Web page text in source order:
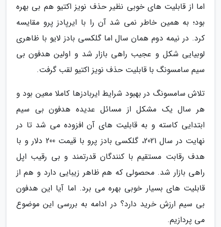
اما از قابلیت های خوبی نظیر حذف نویز اکتیو هم بی بهره
بود؛ به همین خاطر نمی شد آن را با ایرپادز پرو مقایسه
کرد. در نیمه دوم همان سال اما گلکسی بادز لایو با ظاهری
لوبیایی شکل و عجیب راهی بازار شد و اولین هدفون بی
سیم سامسونگ با قابلیت حذف نویز اکتیو لقب گرفت.
تلاش سامسونگ در بهبود شرایط ایربادزها کاملا معین بود و
هر سال یک مشکل از مسائل عدیده هدفون بی سیم
ابتدایی کاسته و به قابلیت های آن افزوده می شد تا در
نهایت در سال 2021، گلکسی بادز پرو با قیمت 200 دلار و با
هدف رقابت مستقیم با کنندگان قدرتمند و بی رقیب اپل
راهی بازار شد. محصولی که هم ظاهر زیبایی دارد و هم از
قابلیت های بسیار خوبی بهره می برد. اما آیا این هدفون
بی سیم ارزش خرید دارد؟ در ادامه به بررسی این موضوع
می پردازیم.